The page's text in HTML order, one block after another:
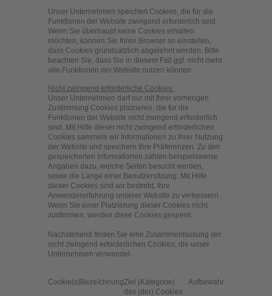
Unser Unternehmen speichert Cookies, die für die
Funktionen der Website zwingend erforderlich sind.
Wenn Sie überhaupt keine Cookies erhalten
möchten, können Sie Ihren Browser so einstellen,
dass Cookies grundsätzlich abgelehnt werden. Bitte
beachten Sie, dass Sie in diesem Fall ggf. nicht mehr
alle Funktionen der Website nutzen können.
Nicht zwingend erforderliche Cookies:
Unser Unternehmen darf nur mit Ihrer vorherigen
Zustimmung Cookies platzieren, die für die
Funktionen der Website nicht zwingend erforderlich
sind. Mit Hilfe dieser nicht zwingend erforderlichen
Cookies sammeln wir Informationen zu Ihrer Nutzung
der Website und speichern Ihre Präferenzen. Zu den
gespeicherten Informationen zählen beispielsweise
Angaben dazu, welche Seiten besucht werden,
sowie die Länge einer Benutzersitzung. Mit Hilfe
dieser Cookies sind wir bestrebt, Ihre
Anwendererfahrung unserer Website zu verbessern.
Wenn Sie einer Platzierung dieser Cookies nicht
zustimmen, werden diese Cookies gesperrt.
Nachstehend finden Sie eine Zusammenfassung der
nicht zwingend erforderlichen Cookies, die unser
Unternehmen verwendet.
Cookie(s) BezeichnungZiel (Kategorie)
des (der) Cookies
Aufbewahrungsdauer